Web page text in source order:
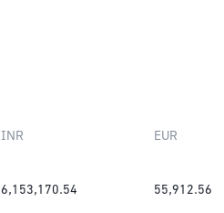
INR EUR
6,153,170.54 55,912.56